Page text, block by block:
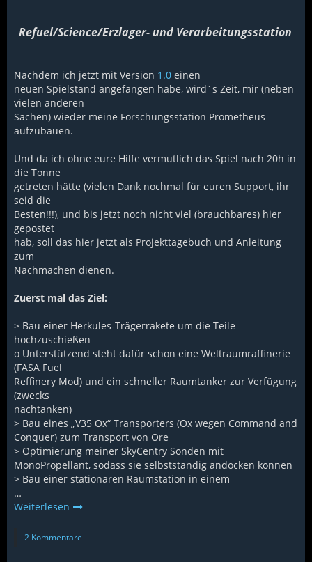
Refuel/Science/Erzlager- und Verarbeitungsstation
Nachdem ich jetzt mit Version 1.0 einen
neuen Spielstand angefangen habe, wird´s Zeit, mir (neben
vielen anderen
Sachen) wieder meine Forschungsstation Prometheus
aufzubauen.
Und da ich ohne eure Hilfe vermutlich das Spiel nach 20h in
die Tonne
getreten hätte (vielen Dank nochmal für euren Support, ihr
seid die
Besten!!!), und bis jetzt noch nicht viel (brauchbares) hier
gepostet
hab, soll das hier jetzt als Projekttagebuch und Anleitung
zum
Nachmachen dienen.
Zuerst mal das Ziel:
> Bau einer Herkules-Trägerrakete um die Teile
hochzuschießen
o Unterstützend steht dafür schon eine Weltraumraffinerie
(FASA Fuel
Reffinery Mod) und ein schneller Raumtanker zur Verfügung
(zwecks
nachtanken)
> Bau eines „V35 Ox“ Transporters (Ox wegen Command and
Conquer) zum Transport von Ore
> Optimierung meiner SkyCentry Sonden mit
MonoPropellant, sodass sie selbstständig andocken können
> Bau einer stationären Raumstation in einem
…
Weiterlesen
2 Kommentare